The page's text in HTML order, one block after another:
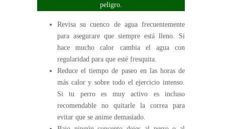
peligro.
Revisa su cuenco de agua frecuentemente
para asegurare que siempre está lleno. Si
hace mucho calor cambia el agua con
regularidad para que esté fresquita.
Reduce el tiempo de paseo en las horas de
más calor y sobre todo el ejercicio intenso.
Si tu perro es muy activo es incluso
recomendable no quitarle la correa para
evitar que se anime demasiado.